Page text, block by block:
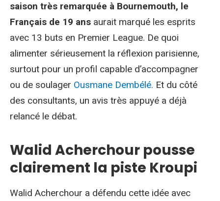
saison très remarquée à Bournemouth, le
Français de 19 ans aurait marqué les esprits
avec 13 buts en Premier League. De quoi
alimenter sérieusement la réflexion parisienne,
surtout pour un profil capable d’accompagner
ou de soulager Ousmane Dembélé. Et du côté
des consultants, un avis très appuyé a déjà
relancé le débat.
Walid Acherchour pousse
clairement la piste Kroupi
Walid Acherchour a défendu cette idée avec